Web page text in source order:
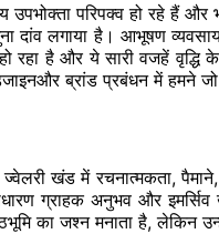
उपभोक्ता परिपक्व हो रहे हैं
दांव लगाया है। आभूषण
रहा है और ये सारी वजहें वृद्धि
ब्रांड प्रबंधन में हमने जो
खंड में रचनात्मकता,
ग्राहक अनुभव औरइमर्सिव
का जश्न मनाता है, लेकिन